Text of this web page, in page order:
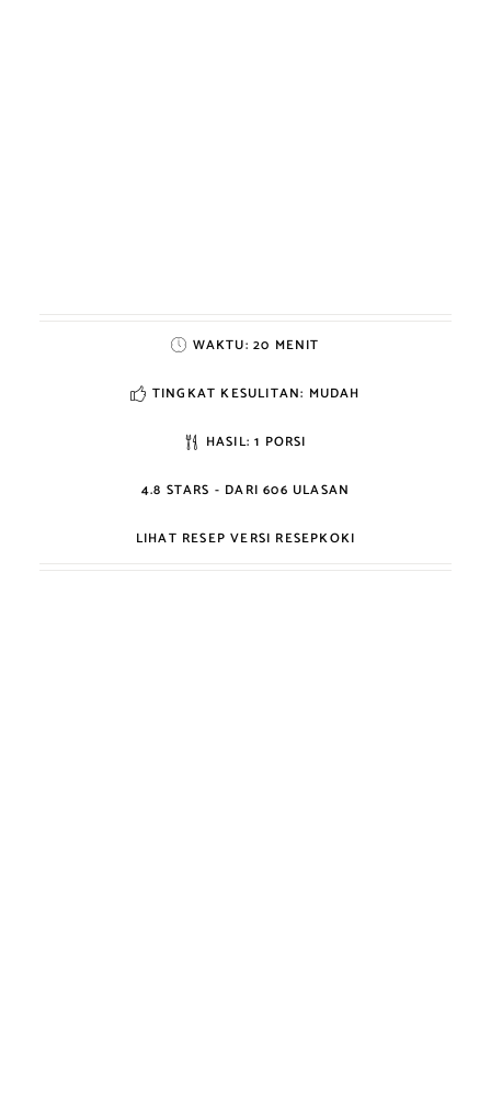
WAKTU: 20 MENIT
TINGKAT KESULITAN: MUDAH
HASIL: 1 PORSI
4.8 STARS - DARI606 ULASAN
LIHAT RESEP VERSI RESEPKOKI